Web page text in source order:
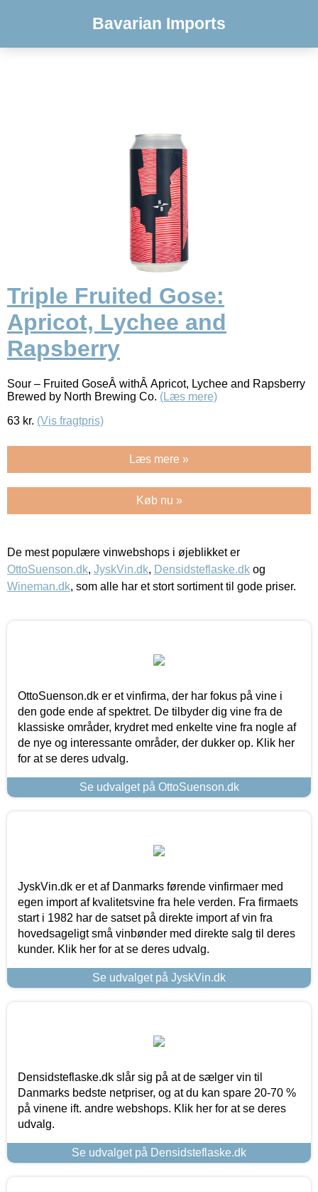
Bavarian Imports
Triple Fruited Gose:
Apricot, Lychee and
Rapsberry
Sour – Fruited GoseÂ withÂ Apricot, Lychee and Rapsberry
Brewed by North Brewing Co. (Læs mere)
63 kr. (Vis fragtpris)
Læs mere »
Køb nu »
De mest populære vinwebshops i øjeblikket er
OttoSuenson.dk, JyskVin.dk, Densidsteflaske.dk og
Wineman.dk, som alle har et stort sortiment til gode priser.
OttoSuenson.dk er et vinfirma, der har fokus på vine i
den gode ende af spektret. De tilbyder dig vine fra de
klassiske områder, krydret med enkelte vine fra nogle af
de nye og interessante områder, der dukker op. Klik her
for at se deres udvalg.
Se udvalget på OttoSuenson.dk
JyskVin.dk er et af Danmarks førende vinfirmaer med
egen import af kvalitetsvine fra hele verden. Fra firmaets
start i 1982 har de satset på direkte import af vin fra
hovedsageligt små vinbønder med direkte salg til deres
kunder. Klik her for at se deres udvalg.
Se udvalget på JyskVin.dk
Densidsteflaske.dk slår sig på at de sælger vin til
Danmarks bedste netpriser, og at du kan spare 20-70 %
på vinene ift. andre webshops. Klik her for at se deres
udvalg.
Se udvalget på Densidsteflaske.dk